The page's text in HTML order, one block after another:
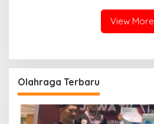
View More
Olahraga Terbaru